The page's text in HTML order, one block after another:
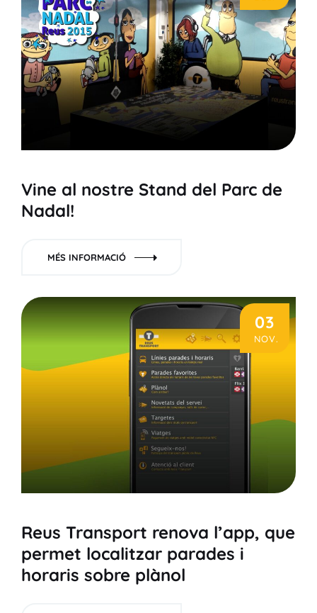
Vine al nostre Stand del Parc de
Nadal!
MÉS INFORMACIÓ
03
NOV.
Reus Transport renova l’app, que
permet localitzar parades i
horaris sobre plànol